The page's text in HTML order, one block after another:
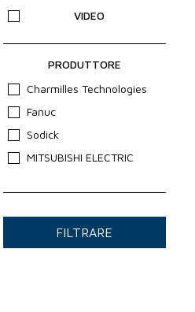
VIDEO
PRODUTTORE
Charmilles Technologies
Fanuc
Sodick
MITSUBISHI ELECTRIC
FILTRARE